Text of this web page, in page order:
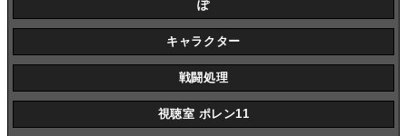
ぽ
キャラクター
戦闘処理
視聴室 ポレン11